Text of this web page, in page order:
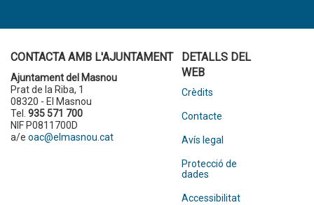
CONTACTA AMB L'AJUNTAMENT
Ajuntament del Masnou
Prat de la Riba, 1
08320 - El Masnou
Tel. 935 571 700
NIF P0811700D
a/e oac@elmasnou.cat
DETALLS DEL
WEB
Crèdits
Contacte
Avís legal
Protecció de
dades
Accessibilitat